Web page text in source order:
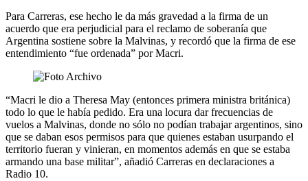
Para Carreras, ese hecho le da más gravedad a la firma de un
acuerdo que era perjudicial para el reclamo de soberanía que
Argentina sostiene sobre la Malvinas, y recordó que la firma de ese
entendimiento “fue ordenada” por Macri.
“Macri le dio a Theresa May (entonces primera ministra británica)
todo lo que le había pedido. Era una locura dar frecuencias de
vuelos a Malvinas, donde no sólo no podían trabajar argentinos, sino
que se daban esos permisos para que quienes estaban usurpando el
territorio fueran y vinieran, en momentos además en que se estaba
armando una base militar”, añadió Carreras en declaraciones a
Radio 10.